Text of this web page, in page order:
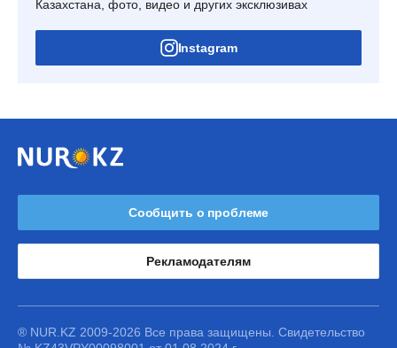
Казахстана, фото, видео и других эксклюзивах
Instagram
Сообщить о проблеме
Рекламодателям
® NUR.KZ 2009-2026 Все права защищены. Свидетельство